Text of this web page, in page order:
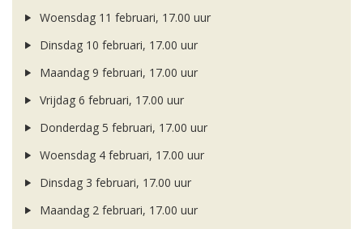
Woensdag 11 februari, 17.00 uur
Dinsdag 10 februari, 17.00 uur
Maandag 9 februari, 17.00 uur
Vrijdag 6 februari, 17.00 uur
Donderdag 5 februari, 17.00 uur
Woensdag 4 februari, 17.00 uur
Dinsdag 3 februari, 17.00 uur
Maandag 2 februari, 17.00 uur